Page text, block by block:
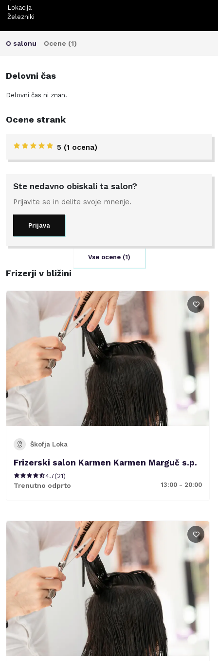
Lokacija
Železniki
O salonu Ocene (1)
Delovni čas
Delovni čas ni znan.
Ocene strank
5 (1 ocena)
Ste nedavno obiskali ta salon?
Prijavite se in delite svoje mnenje.
Prijava
Vse ocene (1)
Frizerji v bližini
Škofja Loka
Frizerski salon Karmen Karmen Marguč s.p.
4.7(21)
Trenutno odprto 13:00 - 20:00